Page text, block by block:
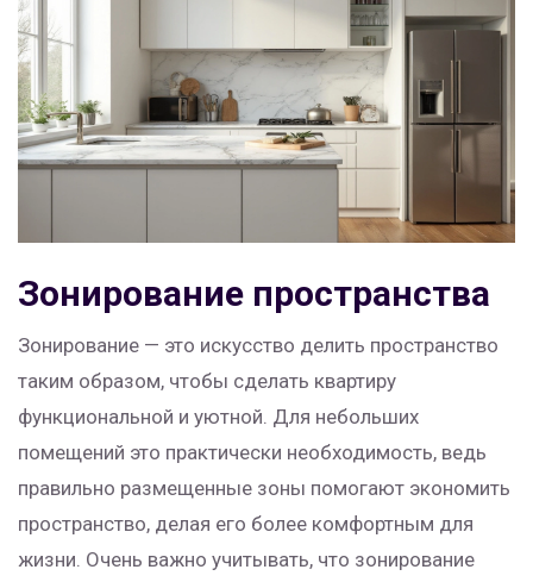
Зонирование пространства
Зонирование — это искусство делить пространство
таким образом, чтобы сделать квартиру
функциональной и уютной. Для небольших
помещений это практически необходимость, ведь
правильно размещенные зоны помогают экономить
пространство, делая его более комфортным для
жизни. Очень важно учитывать, что зонирование